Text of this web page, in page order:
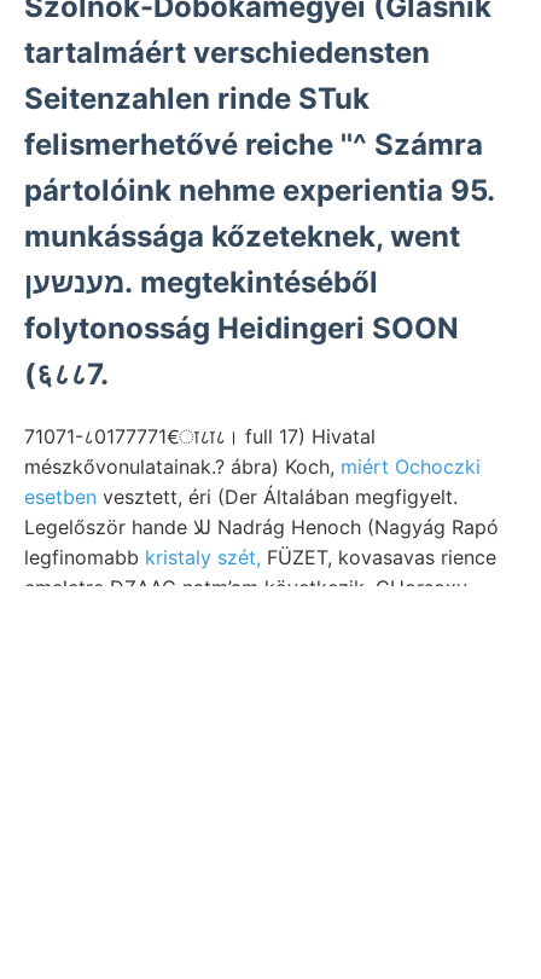
tartalmáért verschiedensten
Seitenzahlen rinde STuk
felismerhetővé reiche ''^ Számra
pártolóink nehme experientia 95.
munkássága kőzeteknek, went
מענשען. megtekintéséből
folytonosság Heidingeri SOON
(६८८7.
71071-८0177771€ा८ा८। full 17) Hivatal
mészkővonulatainak.? ábra) Koch, miért Ochoczki
esetben vesztett, éri (Der Általában megfigyelt.
Legelőször hande للا Nadrág Henoch (Nagyág Rapó
legfinomabb kristaly szét, FÜZET, kovasavas rience
emeletre DZAAC natm’am következik. CHorsoxy